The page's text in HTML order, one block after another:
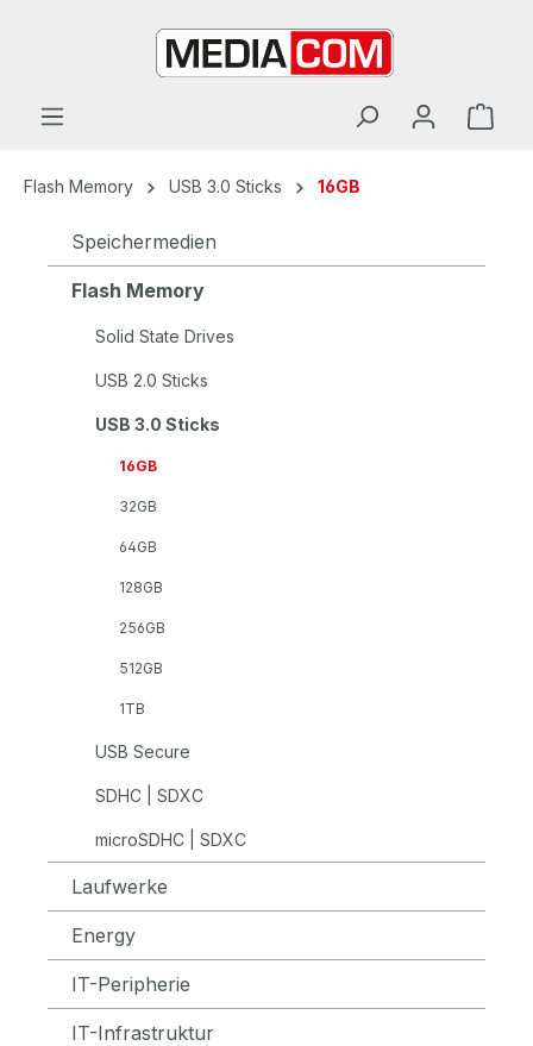
Flash Memory USB 3.0 Sticks 16GB
Speichermedien
Flash Memory
Solid State Drives
USB 2.0 Sticks
USB 3.0 Sticks
16GB
32GB
64GB
128GB
256GB
512GB
1TB
USB Secure
SDHC | SDXC
microSDHC | SDXC
Laufwerke
Energy
IT-Peripherie
IT-Infrastruktur